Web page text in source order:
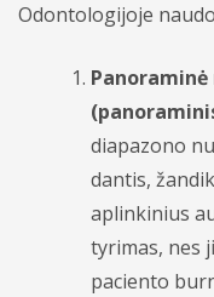
Odontologijoje
diapazono
dantis,
aplinkinius
tyrimas, nes
paciento